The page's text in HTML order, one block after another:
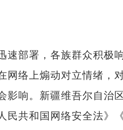
部署，各族群众积极响
络上煽动对立情绪，
响。新疆维吾尔自治
共和国网络安全法》